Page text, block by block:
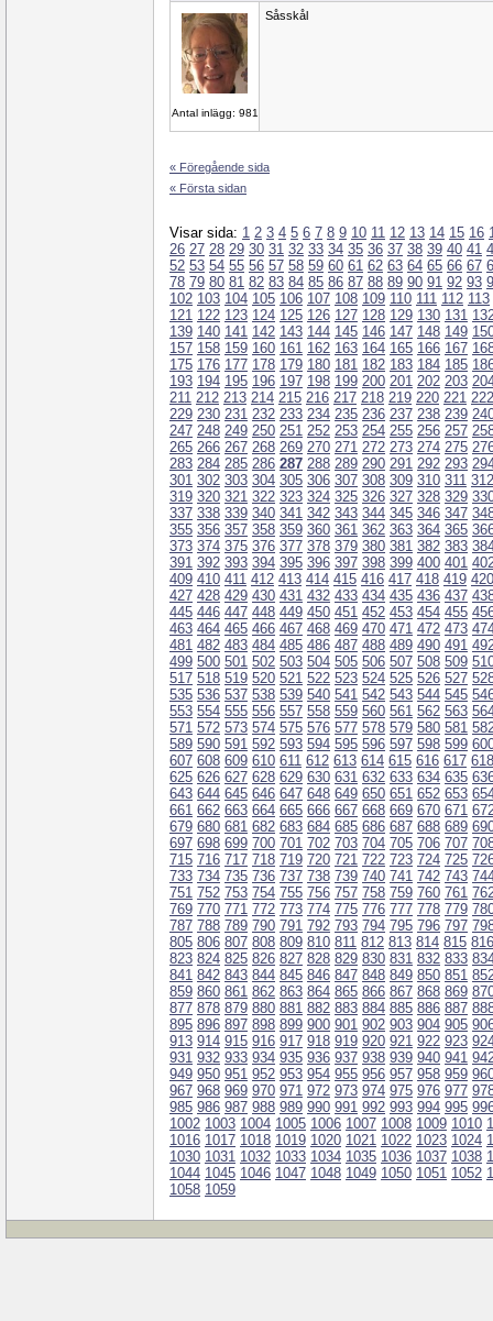
Antal inlägg: 981
Såsskål
« Föregående sida
« Första sidan
Visar sida: 1 2 3 4 5 6 7 8 9 10 11 12 13 14 15 16
26 27 28 29 30 31 32 33 34 35 36 37 38 39 40 41
52 53 54 55 56 57 58 59 60 61 62 63 64 65 66 67
78 79 80 81 82 83 84 85 86 87 88 89 90 91 92 93
102 103 104 105 106 107 108 109 110 111 112 113
121 122 123 124 125 126 127 128 129 130 131
139 140 141 142 143 144 145 146 147 148 149
157 158 159 160 161 162 163 164 165 166 167
175 176 177 178 179 180 181 182 183 184 185
193 194 195 196 197 198 199 200 201 202 203
211 212 213 214 215 216 217 218 219 220 221 222
229 230 231 232 233 234 235 236 237 238 239
247 248 249 250 251 252 253 254 255 256 257
265 266 267 268 269 270 271 272 273 274 275
283 284 285 286 287 288 289 290 291 292 293
301 302 303 304 305 306 307 308 309 310 311 312
319 320 321 322 323 324 325 326 327 328 329
337 338 339 340 341 342 343 344 345 346 347
355 356 357 358 359 360 361 362 363 364 365
373 374 375 376 377 378 379 380 381 382 383
391 392 393 394 395 396 397 398 399 400 401
409 410 411 412 413 414 415 416 417 418 419 420
427 428 429 430 431 432 433 434 435 436 437
445 446 447 448 449 450 451 452 453 454 455
463 464 465 466 467 468 469 470 471 472 473
481 482 483 484 485 486 487 488 489 490 491
499 500 501 502 503 504 505 506 507 508 509
517 518 519 520 521 522 523 524 525 526 527
535 536 537 538 539 540 541 542 543 544 545
553 554 555 556 557 558 559 560 561 562 563
571 572 573 574 575 576 577 578 579 580 581
589 590 591 592 593 594 595 596 597 598 599
607 608 609 610 611 612 613 614 615 616 617 618
625 626 627 628 629 630 631 632 633 634 635
643 644 645 646 647 648 649 650 651 652 653
661 662 663 664 665 666 667 668 669 670 671
679 680 681 682 683 684 685 686 687 688 689
697 698 699 700 701 702 703 704 705 706 707
715 716 717 718 719 720 721 722 723 724 725
733 734 735 736 737 738 739 740 741 742 743
751 752 753 754 755 756 757 758 759 760 761
769 770 771 772 773 774 775 776 777 778 779
787 788 789 790 791 792 793 794 795 796 797
805 806 807 808 809 810 811 812 813 814 815 816
823 824 825 826 827 828 829 830 831 832 833
841 842 843 844 845 846 847 848 849 850 851
859 860 861 862 863 864 865 866 867 868 869
877 878 879 880 881 882 883 884 885 886 887
895 896 897 898 899 900 901 902 903 904 905
913 914 915 916 917 918 919 920 921 922 923
931 932 933 934 935 936 937 938 939 940 941
949 950 951 952 953 954 955 956 957 958 959
967 968 969 970 971 972 973 974 975 976 977
985 986 987 988 989 990 991 992 993 994 995
1002 1003 1004 1005 1006 1007 1008 1009 1010
1016 1017 1018 1019 1020 1021 1022 1023 1024
1030 1031 1032 1033 1034 1035 1036 1037 1038
1044 1045 1046 1047 1048 1049 1050 1051 1052
1058 1059